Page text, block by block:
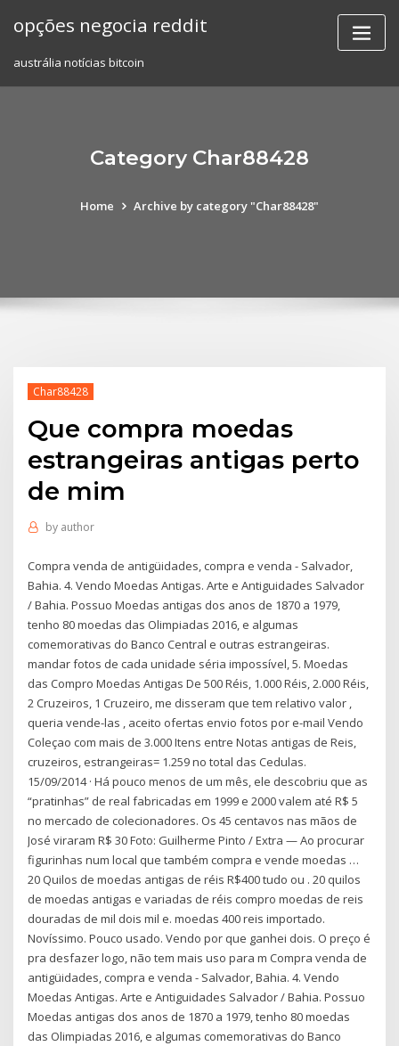
opções negocia reddit
austrália notícias bitcoin
Category Char88428
Home Archive by category "Char88428"
Char88428
Que compra moedas
estrangeiras antigas perto
de mim
by author
Compra venda de antigüidades, compra e venda - Salvador,
Bahia. 4. Vendo Moedas Antigas. Arte e Antiguidades Salvador
/ Bahia. Possuo Moedas antigas dos anos de 1870 a 1979,
tenho 80 moedas das Olimpiadas 2016, e algumas
comemorativas do Banco Central e outras estrangeiras.
mandar fotos de cada unidade séria impossível, 5. Moedas
das Compro Moedas Antigas De 500 Réis, 1.000 Réis, 2.000 Réis,
2 Cruzeiros, 1 Cruzeiro, me disseram que tem relativo valor ,
queria vende-las , aceito ofertas envio fotos por e-mail Vendo
Coleçao com mais de 3.000 Itens entre Notas antigas de Reis,
cruzeiros, estrangeiras= 1.259 no total das Cedulas.
15/09/2014 · Há pouco menos de um mês, ele descobriu que as
“pratinhas” de real fabricadas em 1999 e 2000 valem até R$ 5
no mercado de colecionadores. Os 45 centavos nas mãos de
José viraram R$ 30 Foto: Guilherme Pinto / Extra — Ao procurar
figurinhas num local que também compra e vende moedas …
20 Quilos de moedas antigas de réis R$400 tudo ou . 20 quilos
de moedas antigas e variadas de réis compro moedas de reis
douradas de mil dois mil e. moedas 400 reis importado.
Novíssimo. Pouco usado. Vendo por que ganhei dois. O preço é
pra desfazer logo, não tem mais uso para m Compra venda de
antigüidades, compra e venda - Salvador, Bahia. 4. Vendo
Moedas Antigas. Arte e Antiguidades Salvador / Bahia. Possuo
Moedas antigas dos anos de 1870 a 1979, tenho 80 moedas
das Olimpiadas 2016, e algumas comemorativas do Banco